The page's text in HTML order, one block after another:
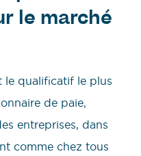
le marché
le qualificatif le plus
de paie,
entreprises, dans
comme chez tous